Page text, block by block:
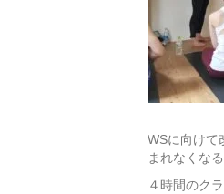
WSに向けて
まれなくな
４時間のク